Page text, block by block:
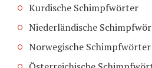
Kurdische Schimpfwörter
Niederländische
Norwegische Schimpfwörter